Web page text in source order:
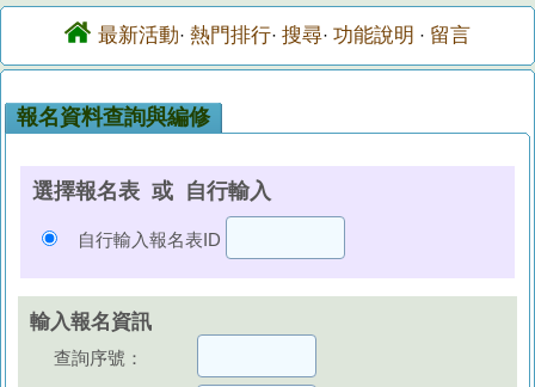
最新活動· 熱門排行· 搜尋· 功能說明 · 留言
報名資料查詢與編修
選擇報名表 或 自行輸入
自行輸入報名表ID
輸入報名資訊
查詢序號：